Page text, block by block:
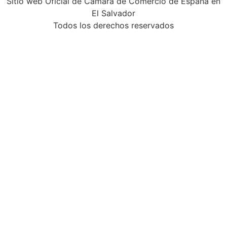
El Salvador
Todos los derechos reservados